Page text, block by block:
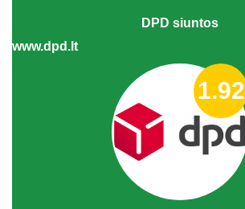
DPD siuntos
www.dpd.lt
1.92